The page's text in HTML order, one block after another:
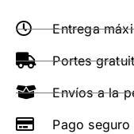
Entrega
Portes
Envíos a la
Pago seguro